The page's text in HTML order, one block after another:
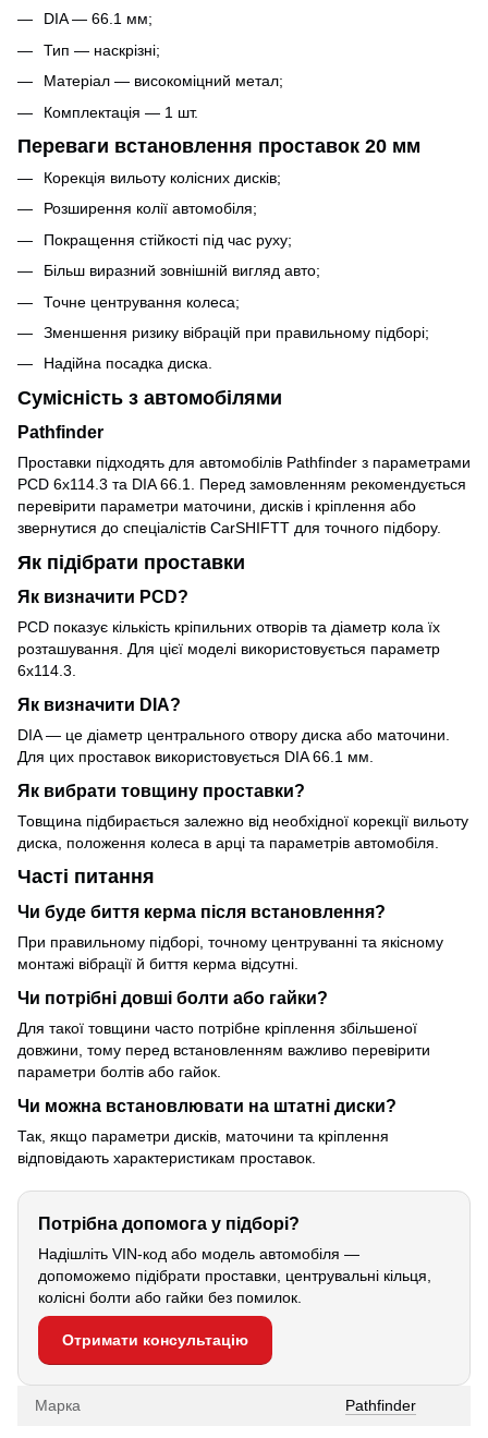
DIA — 66.1 мм;
Тип — наскрізні;
Матеріал — високоміцний метал;
Комплектація — 1 шт.
Переваги встановлення проставок 20 мм
Корекція вильоту колісних дисків;
Розширення колії автомобіля;
Покращення стійкості під час руху;
Більш виразний зовнішній вигляд авто;
Точне центрування колеса;
Зменшення ризику вібрацій при правильному підборі;
Надійна посадка диска.
Сумісність з автомобілями
Pathfinder
Проставки підходять для автомобілів Pathfinder з параметрами
PCD 6x114.3 та DIA 66.1. Перед замовленням рекомендується
перевірити параметри маточини, дисків і кріплення або
звернутися до спеціалістів CarSHIFTT для точного підбору.
Як підібрати проставки
Як визначити PCD?
PCD показує кількість кріпильних отворів та діаметр кола їх
розташування. Для цієї моделі використовується параметр
6x114.3.
Як визначити DIA?
DIA — це діаметр центрального отвору диска або маточини.
Для цих проставок використовується DIA 66.1 мм.
Як вибрати товщину проставки?
Товщина підбирається залежно від необхідної корекції вильоту
диска, положення колеса в арці та параметрів автомобіля.
Часті питання
Чи буде биття керма після встановлення?
При правильному підборі, точному центруванні та якісному
монтажі вібрації й биття керма відсутні.
Чи потрібні довші болти або гайки?
Для такої товщини часто потрібне кріплення збільшеної
довжини, тому перед встановленням важливо перевірити
параметри болтів або гайок.
Чи можна встановлювати на штатні диски?
Так, якщо параметри дисків, маточини та кріплення
відповідають характеристикам проставок.
Потрібна допомога у підборі?
Надішліть VIN-код або модель автомобіля —
допоможемо підібрати проставки, центрувальні кільця,
колісні болти або гайки без помилок.
Отримати консультацію
Марка Pathfinder